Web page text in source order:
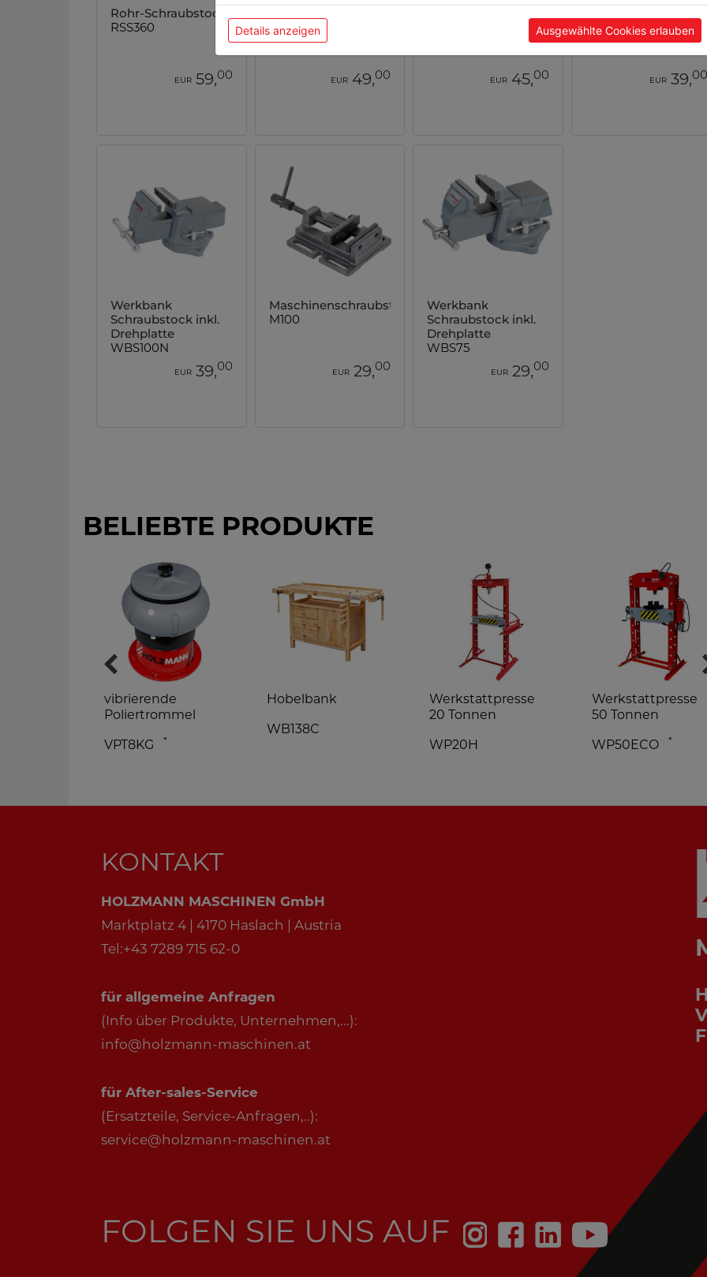
Rohr-Schraubstock
RSS360
EUR 59,00
M150
EUR 49,00 EUR 45,00
M120
EUR 39,00
Werkbank
Schraubstock inkl.
Drehplatte
WBS100N
EUR 39,00
Maschinenschraubstock
M100
EUR 29,00
Werkbank
Schraubstock inkl.
Drehplatte
WBS75
EUR 29,00
BELIEBTE PRODUKTE
vibrierende
Poliertrommel
VPT8KG
*
Hobelbank
WB138C
Werkstattpresse
20 Tonnen
WP20H
Werkstattpresse
50 Tonnen
WP50ECO
*
KONTAKT
HOLZMANN MASCHINEN GmbH
Marktplatz 4 | 4170 Haslach | Austria
Tel:+43 7289 715 62-0
für allgemeine Anfragen
(Info über Produkte, Unternehmen,...):
info@holzmann-maschinen.at
für After-sales-Service
(Ersatzteile, Service-Anfragen,..):
service@holzmann-maschinen.at
FOLGEN SIE UNS AUF
Details anzeigen Ausgewählte Cookies erlauben